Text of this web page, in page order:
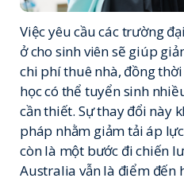
Việc yêu cầu các trường
ở cho sinh viên sẽ giúp
chi phí thuê nhà, đồng
học có thể tuyển sinh
cần thiết. Sự thay đổi này
pháp nhằm giảm tải áp
còn là một bước đi chiến
Australia vẫn là điểm đến